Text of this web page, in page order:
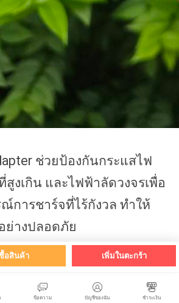
ข้อความ บัญชีของฉัน ชำระเงิน
อสินค้า เพิ่มในตะกร้า
ช่วยป้องกันกระแสไฟ
สูงเกิน และไฟฟ้าลัดวงจรเพื่อ
การชาร์จที่ไร้กังวล ทำให้
างปลอดภัย